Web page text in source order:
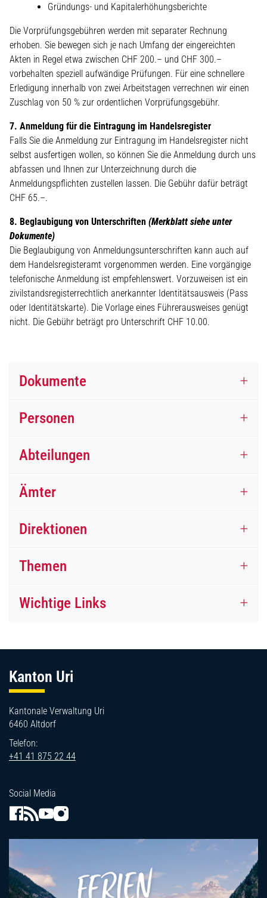
Gründungs- und Kapitalerhöhungsberichte
Die Vorprüfungsgebühren werden mit separater Rechnung
erhoben. Sie bewegen sich je nach Umfang der eingereichten
Akten in Regel etwa zwischen CHF 200.– und CHF 300.–
vorbehalten speziell aufwändige Prüfungen. Für eine schnellere
Erledigung innerhalb von zwei Arbeitstagen verrechnen wir einen
Zuschlag von 50 % zur ordentlichen Vorprüfungsgebühr.
7. Anmeldung für die Eintragung im Handelsregister
Falls Sie die Anmeldung zur Eintragung im Handelsregister nicht
selbst ausfertigen wollen, so können Sie die Anmeldung durch uns
abfassen und Ihnen zur Unterzeichnung durch die
Anmeldungspflichten zustellen lassen. Die Gebühr dafür beträgt
CHF 65.–.
8. Beglaubigung von Unterschriften (Merkblatt siehe unter
Dokumente)
Die Beglaubigung von Anmeldungsunterschriften kann auch auf
dem Handelsregisteramt vorgenommen werden. Eine vorgängige
telefonische Anmeldung ist empfehlenswert. Vorzuweisen ist ein
zivilstandsregisterrechtlich anerkannter Identitätsausweis (Pass
oder Identitätskarte). Die Vorlage eines Führerausweises genügt
nicht. Die Gebühr beträgt pro Unterschrift CHF 10.00.
Dokumente
Personen
Abteilungen
Ämter
Direktionen
Themen
Wichtige Links
Kanton Uri
Kantonale Verwaltung Uri
6460 Altdorf
Telefon:
+41 41 875 22 44
Social Media